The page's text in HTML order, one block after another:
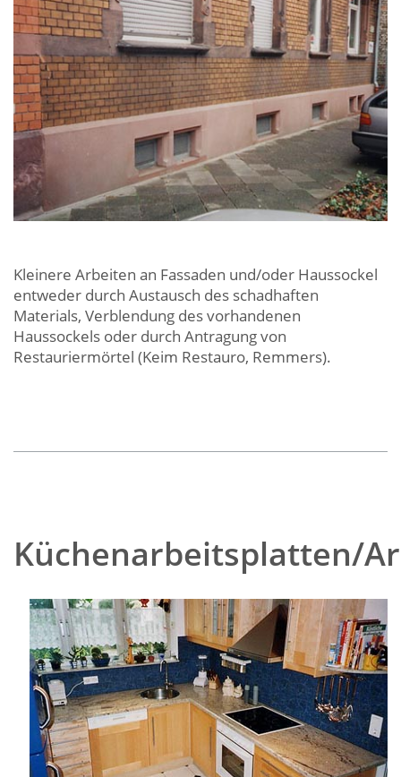
Kleinere Arbeiten an Fassaden und/oder Haussockel
entweder durch Austausch des schadhaften
Materials, Verblendung des vorhandenen
Haussockels oder durch Antragung von
Restauriermörtel (Keim Restauro, Remmers).
Küchenarbeitsplatten/